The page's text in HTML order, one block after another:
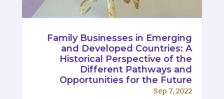
Family Businesses in Emerging
and Developed Countries: A
Historical Perspective of the
Different Pathways and
Opportunities for the Future
Sep 7, 2022